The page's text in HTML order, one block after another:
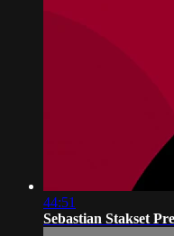
44:51
Sebastian Stakset